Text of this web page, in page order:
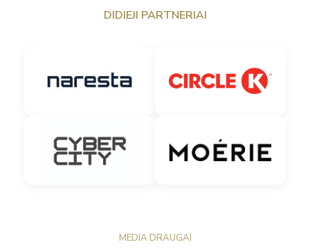
DIDIEJI PARTNERIAI
MEDIA DRAUGAI